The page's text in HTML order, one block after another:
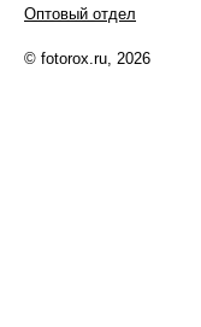
Оптовый отдел
© fotorox.ru, 2026